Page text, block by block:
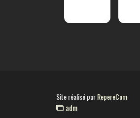
Site réalisé parRepereCom
adm